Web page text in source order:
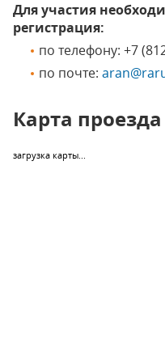
Для участия
регистрация:
по телефону: +7
по почте:
Карта проезда
загрузка карты...